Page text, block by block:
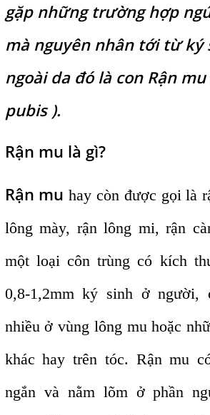
gặp những trường hợp
mà nguyên nhân tới từ ký
ngoài da đó là con Rận
pubis ).
Rận mu là gì?
Rận mu hay còn được gọi là
lông mày, rận lông mi, rận
một loại côn trùng có kích
0,8-1,2mm ký sinh ở người,
nhiều ở vùng lông mu hoặc
khác hay trên tóc. Rận mu
ngắn và nằm lõm ở phần